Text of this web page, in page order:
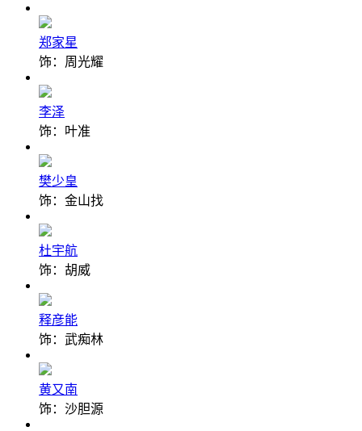
郑家星
饰：周光耀
李泽
饰：叶准
樊少皇
饰：金山找
杜宇航
饰：胡威
释彦能
饰：武痴林
黄又南
饰：沙胆源